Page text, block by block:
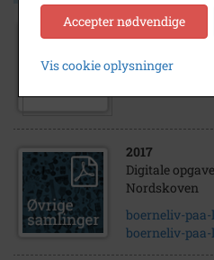
Kirke Stillinge
2017
Digitale
Nordskoven
boerneliv-
boerneliv-
Accepter nødvendige
Vis cookie oplysninger